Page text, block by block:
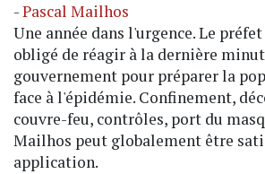
-Pascal Mailhos
Une année dans l'urgence. Le
obligé de réagir à la dernière
gouvernement pour préparer la
face à l'épidémie. Confinement,
couvre-feu, contrôles, port du
Mailhos peut globalement être
application.